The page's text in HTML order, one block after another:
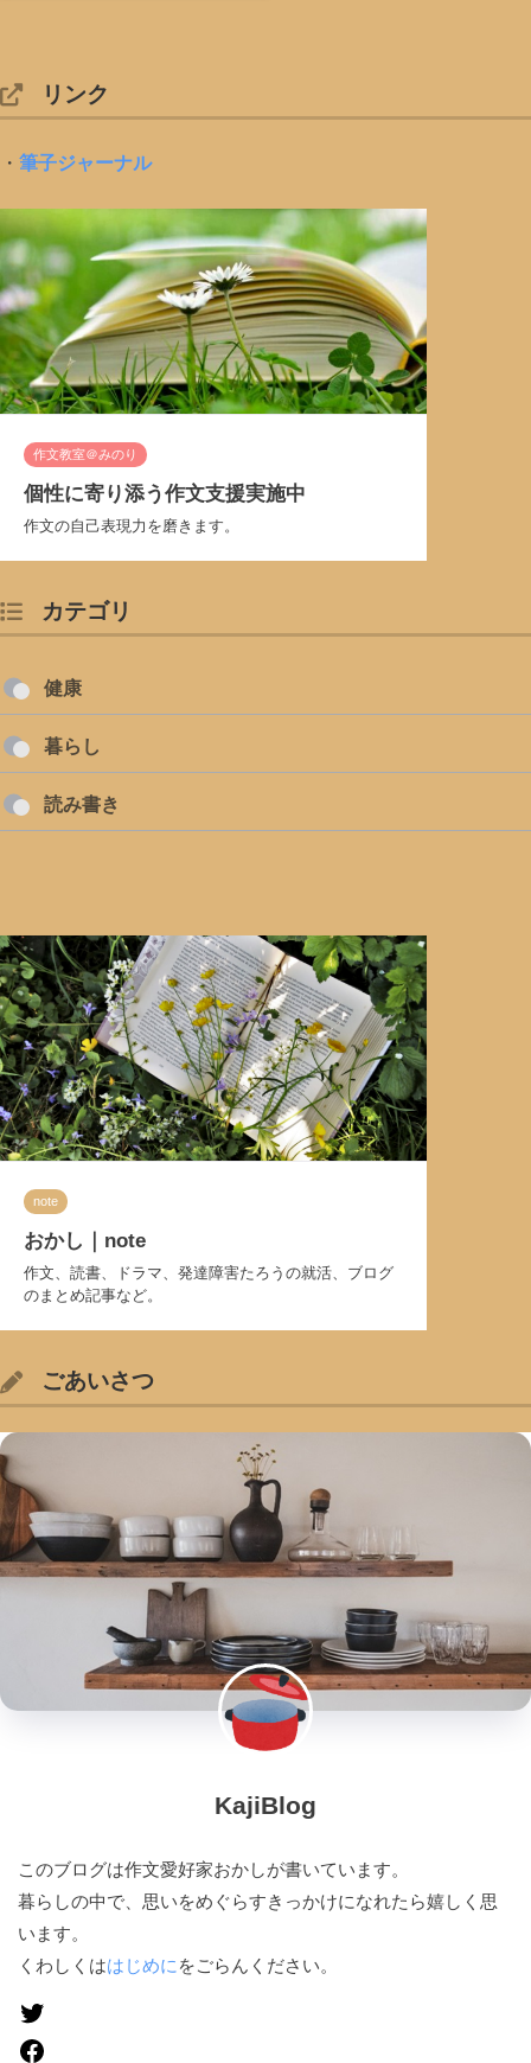
リンク
・ 筆子ジャーナル
作文教室＠みのり
個性に寄り添う作文支援実施中
作文の自己表現力を磨きます。
カテゴリ
健康
暮らし
読み書き
note
おかし｜note
作文、読書、ドラマ、発達障害たろうの就活、ブログ
のまとめ記事など。
ごあいさつ
KajiBlog
このブログは作文愛好家おかしが書いています。
暮らしの中で、思いをめぐらすきっかけになれたら嬉しく思
います。
くわしくははじめに をごらんください。